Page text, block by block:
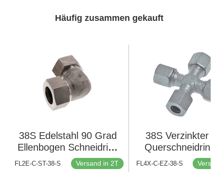
Häufig zusammen gekauft
38S Edelstahl 90 Grad
Ellenbogen Schneidring
315 Bar DIN 2353
FL2E-C-ST-38-S Versand in 2T
38S Verzinkter
Querschneidring
Bar DIN
FL4X-C-EZ-38-S